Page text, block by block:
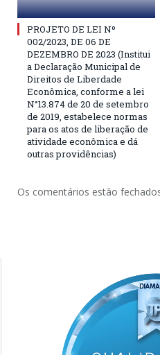
PROJETO DE LEI Nº
002/2023, DE 06 DE
DEZEMBRO DE 2023 (Institui
a Declaração Municipal de
Direitos de Liberdade
Econômica, conforme a lei
N°13.874 de 20 de setembro
de 2019, estabelece normas
para os atos de liberação de
atividade econômica e dá
outras providências)
Os comentários estão